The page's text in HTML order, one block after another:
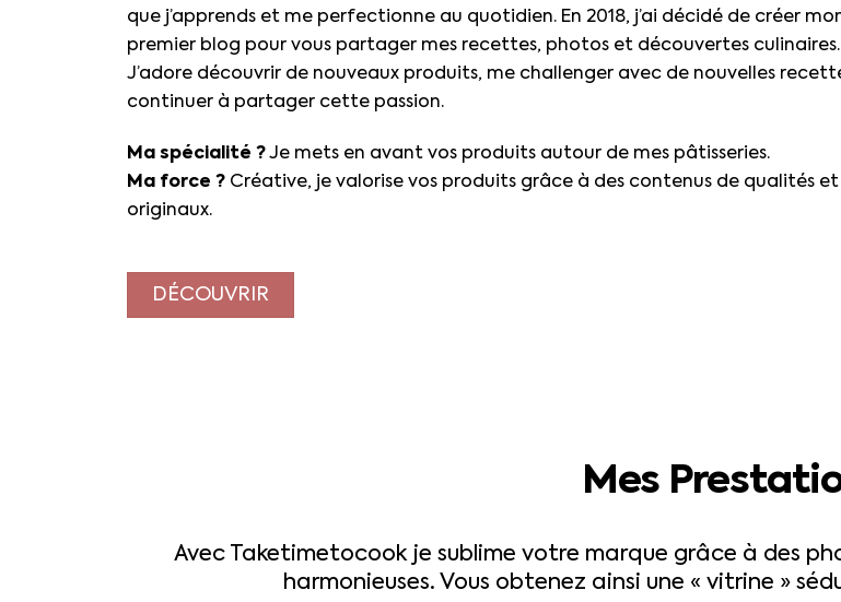
que j’apprends et me perfectionne au quotidien. En 2018, j’ai décidé de créer
premier blog pour vous partager mes recettes, photos et découvertes culinaires.
J’adore découvrir de nouveaux produits, me challenger avec de nouvelles
continuer à partager cette passion.
Ma spécialité ?Je mets en avant vos produits autour de mes pâtisseries.
Ma force ?Créative, je valorise vos produits grâce à des contenus de qualités et
originaux.
DÉCOUVRIR
Mes
Avec Taketimetocook je sublime votre marque grâce à des
harmonieuses. Vous obtenez ainsi une « vitrine »